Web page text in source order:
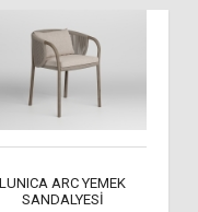
LUNICA ARC YEMEK
SANDALYESİ